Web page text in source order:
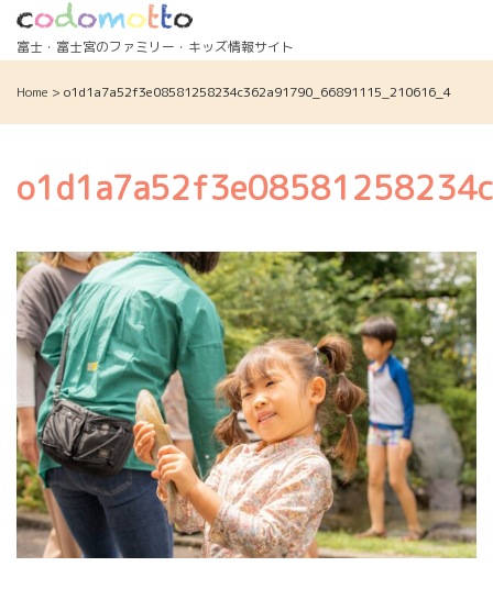
Skip
to
content
富士・富士宮のファミリー・キッズ情報サイト
Home > o1d1a7a52f3e08581258234c362a91790_66891115_210616_4